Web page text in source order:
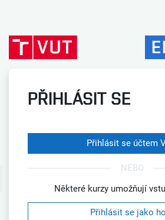
PŘIHLÁSIT SE
Přihlásit se účtem
NEBO
Některé kurzy umožňují
Přihlásit se jako